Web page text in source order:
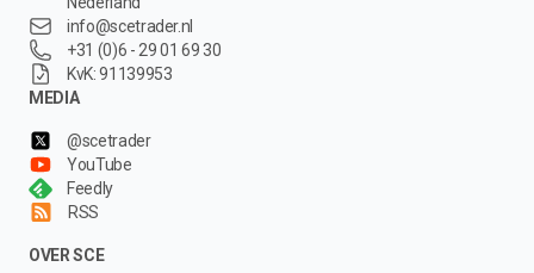
info@scetrader.nl
+31 (0)6 - 29 01 69 30
KvK: 91139953
MEDIA
@scetrader
YouTube
Feedly
RSS
OVER SCE